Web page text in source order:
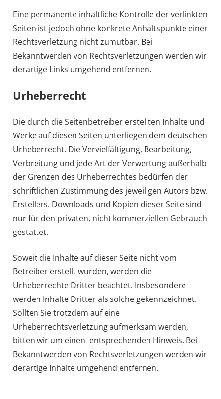
Eine permanente inhaltliche Kontrolle der verlinkten
Seiten ist jedoch ohne konkrete Anhaltspunkte einer
Rechtsverletzung nicht zumutbar. Bei
Bekanntwerden von Rechtsverletzungen werden wir
derartige Links umgehend entfernen.
Urheberrecht
Die durch die Seitenbetreiber erstellten Inhalte und
Werke auf diesen Seiten unterliegen dem deutschen
Urheberrecht. Die Vervielfältigung, Bearbeitung,
Verbreitung und jede Art der Verwertung außerhalb
der Grenzen des Urheberrechtes bedürfen der
schriftlichen Zustimmung des jeweiligen Autors bzw.
Erstellers. Downloads und Kopien dieser Seite sind
nur für den privaten, nicht kommerziellen Gebrauch
gestattet.
Soweit die Inhalte auf dieser Seite nicht vom
Betreiber erstellt wurden, werden die
Urheberrechte Dritter beachtet. Insbesondere
werden Inhalte Dritter als solche gekennzeichnet.
Sollten Sie trotzdem auf eine
Urheberrechtsverletzung aufmerksam werden,
bitten wir um einen entsprechenden Hinweis. Bei
Bekanntwerden von Rechtsverletzungen werden wir
derartige Inhalte umgehend entfernen.